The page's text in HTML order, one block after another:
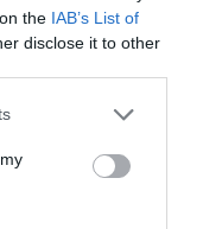
the IAB’s List of
disclose it to other
Email Print
!